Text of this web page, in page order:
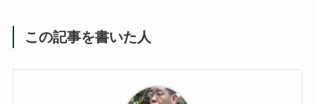
この記事を書いた人